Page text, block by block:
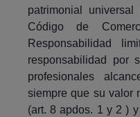
patrimonial
Código de
Responsabilidad
responsabilidad por
profesionales
siempre que su valor
(art. 8 apdos. 1 y 2 )